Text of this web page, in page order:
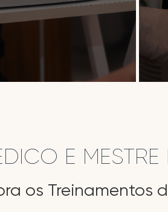
E MESTRE
os Treinamentos